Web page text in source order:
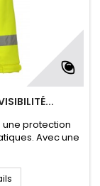
une protection
Avec une
cette veste est
est la solution